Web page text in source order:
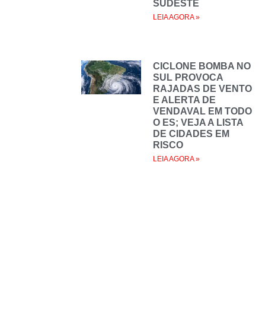
SUDESTE
LEIA AGORA »
CICLONE BOMBA NO
SUL PROVOCA
RAJADAS DE VENTO
E ALERTA DE
VENDAVAL EM TODO
O ES; VEJA A LISTA
DE CIDADES EM
RISCO
LEIA AGORA »